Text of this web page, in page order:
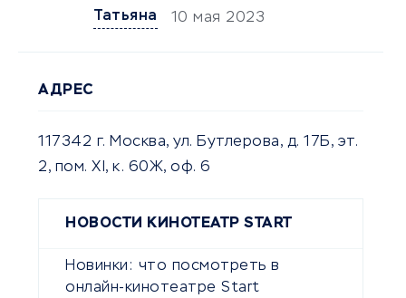
Татьяна 10 мая 2023
АДРЕС
117342 г. Москва, ул. Бутлерова, д. 17Б, эт.
2, пом. XI, к. 60Ж, оф. 6
НОВОСТИ КИНОТЕАТР START
Новинки: что посмотреть в
онлайн-кинотеатре Start